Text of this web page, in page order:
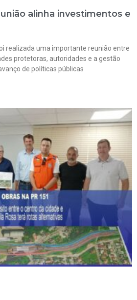
alinha investimentos e
realizada uma importante reunião entre
protetoras, autoridades e a gestão
de políticas públicas